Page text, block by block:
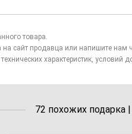
товара.
сайт продавца или напишите нам
характеристик, условий
72 похожих подарка